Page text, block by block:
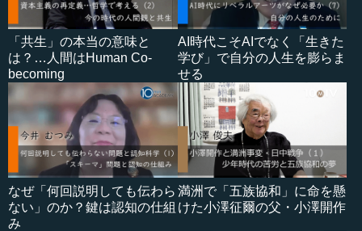
「共生」の本当の意味と
は？…人間はHuman Co-
becoming
AI時代こそAIでなく「生きた
学び」で自分の人生を膨らま
せる
なぜ「何回説明しても伝わら
ない」のか？鍵は認知の仕組
み
満洲で「五族協和」に命を懸
けた小澤征爾の父・小澤開作